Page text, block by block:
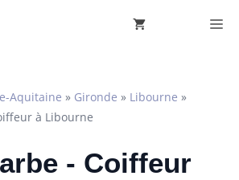
Aquitaine » Gironde » Libourne »
à Libourne
- Coiffeur